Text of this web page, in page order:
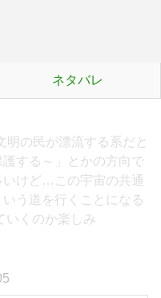
ネタバレ
明の民が漂流する系だと
する～」とかの方向で
いけど…この宇宙の共通
う道を行くことになる
いくのか楽しみ